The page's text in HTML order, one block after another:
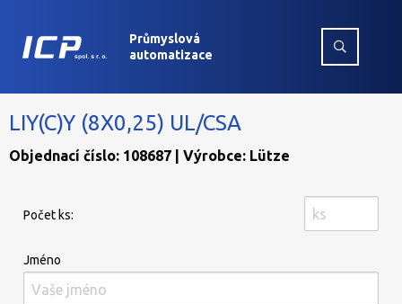
Průmyslová
automatizace
LIY(C)Y (8X0,25) UL/CSA
Objednací číslo: 108687 | Výrobce: Lütze
Počet ks:
Jméno